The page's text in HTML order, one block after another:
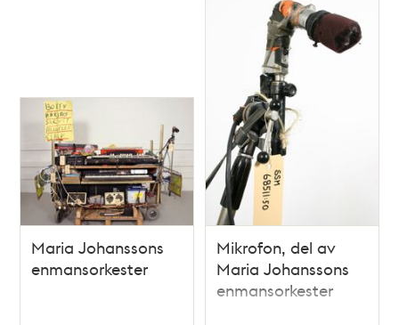
Maria Johanssons
enmansorkester
Mikrofon, del av
Maria Johanssons
enmansorkester